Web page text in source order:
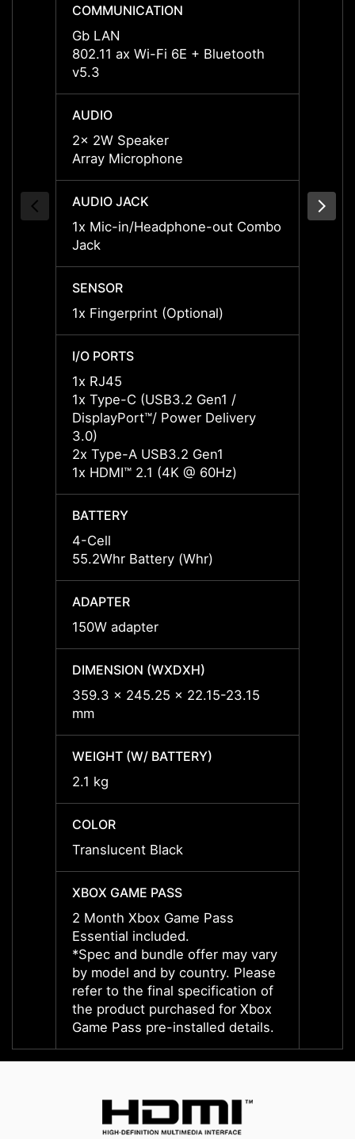
COMMUNICATION
Gb LAN
802.11 ax Wi-Fi 6E + Bluetooth
v5.3
AUDIO
2x 2W Speaker
Array Microphone
AUDIO JACK
1x Mic-in/Headphone-out Combo
Jack
SENSOR
1x Fingerprint (Optional)
I/O PORTS
1x RJ45
1x Type-C (USB3.2 Gen1 /
DisplayPort™/ Power Delivery
3.0)
2x Type-A USB3.2 Gen1
1x HDMI™ 2.1 (4K @ 60Hz)
BATTERY
4-Cell
55.2Whr Battery (Whr)
ADAPTER
150W adapter
DIMENSION (WXDXH)
359.3 x 245.25 x 22.15-23.15
mm
WEIGHT (W/ BATTERY)
2.1 kg
COLOR
Translucent Black
XBOX GAME PASS
2 Month Xbox Game Pass
Essential included.
*Spec and bundle offer may vary
by model and by country. Please
refer to the final specification of
the product purchased for Xbox
Game Pass pre-installed details.